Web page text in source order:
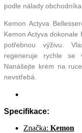
podle nálady obchodníka
Kemon Actyva
Kemon Actyva
potřebnou výživu.
regeneruje rychle se
Nanášejte krém na
nevstřebá.
Specifikace:
Značka: Kemon